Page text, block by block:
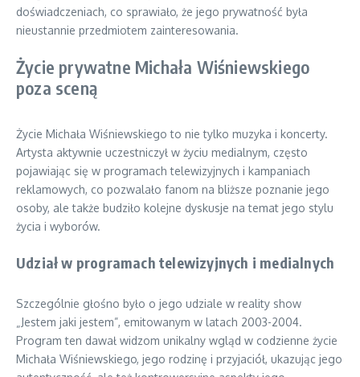
doświadczeniach, co sprawiało, że jego prywatność była
nieustannie przedmiotem zainteresowania.
Życie prywatne Michała Wiśniewskiego
poza sceną
Życie Michała Wiśniewskiego to nie tylko muzyka i koncerty.
Artysta aktywnie uczestniczył w życiu medialnym, często
pojawiając się w programach telewizyjnych i kampaniach
reklamowych, co pozwalało fanom na bliższe poznanie jego
osoby, ale także budziło kolejne dyskusje na temat jego stylu
życia i wyborów.
Udział w programach telewizyjnych i medialnych
Szczególnie głośno było o jego udziale w reality show
„Jestem jaki jestem”, emitowanym w latach 2003-2004.
Program ten dawał widzom unikalny wgląd w codzienne życie
Michała Wiśniewskiego, jego rodzinę i przyjaciół, ukazując jego